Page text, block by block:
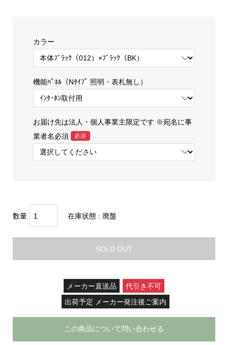
カラー
機能ﾊﾟﾈﾙ（Nﾀｲﾌﾟ 照明・表札無し）
お届け先は法人・個人事業主限定です ※宛名に事
業者名必須
必須
数量 在庫状態 : 廃盤
SOLD OUT
メーカー直送品
代引き不可
出荷予定 メーカー発注後ご案内
この商品について問い合わせる